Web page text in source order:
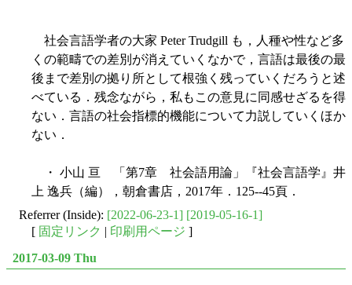
社会言語学者の大家 Peter Trudgill も，人種や性など多
くの範疇での差別が消えていくなかで，言語は最後の最
後まで差別の拠り所として根強く残っていくだろうと述
べている．残念ながら，私もこの意見に同感せざるを得
ない．言語の社会指標的機能について力説していくほか
ない．
・ 小山 亘 「第7章 社会語用論」『社会言語学』井
上 逸兵（編），朝倉書店，2017年．125--45頁．
Referrer (Inside): [2022-06-23-1] [2019-05-16-1]
[ 固定リンク | 印刷用ページ ]
2017-03-09 Thu